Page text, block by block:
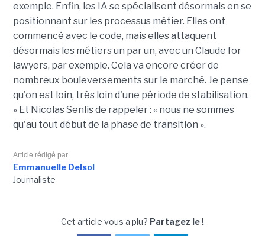
exemple. Enfin, les IA se spécialisent désormais en se
positionnant sur les processus métier. Elles ont
commencé avec le code, mais elles attaquent
désormais les métiers un par un, avec un Claude for
lawyers, par exemple. Cela va encore créer de
nombreux bouleversements sur le marché. Je pense
qu'on est loin, très loin d'une période de stabilisation.
» Et Nicolas Senlis de rappeler : « nous ne sommes
qu'au tout début de la phase de transition ».
Article rédigé par
Emmanuelle Delsol
Journaliste
Cet article vous a plu? Partagez le !